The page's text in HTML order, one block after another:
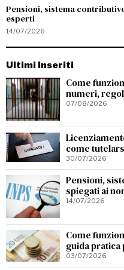
Pensioni, sistema
esperti
14/07/2026
Ultimi Inseriti
Come
numeri,
07/08/2026
come
30/07/2026
Pensioni,
spiegati ai
14/07/2026
Come
guida pratica
03/07/2026